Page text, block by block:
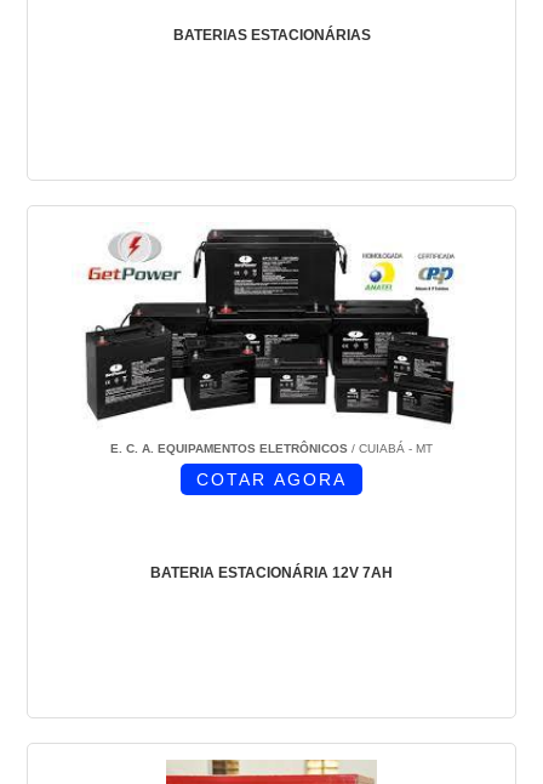
BATERIAS ESTACIONÁRIAS
E. C. A. EQUIPAMENTOS ELETRÔNICOS / CUIABÁ - MT
BATERIA ESTACIONÁRIA 12V 7AH
COTAR AGORA